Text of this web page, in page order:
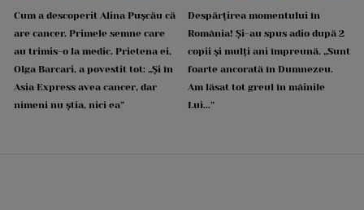
Cum a descoperit Alina Pușcău că
are cancer. Primele semne care
au trimis-o la medic. Prietena ei,
Olga Barcari, a povestit tot: „Și în
Asia Express avea cancer, dar
nimeni nu știa, nici ea”
Despărțirea momentului în
România! Și-au spus adio după 2
copii și mulți ani împreună. „Sunt
foarte ancorată în Dumnezeu.
Am lăsat tot greul în mâinile
Lui...”